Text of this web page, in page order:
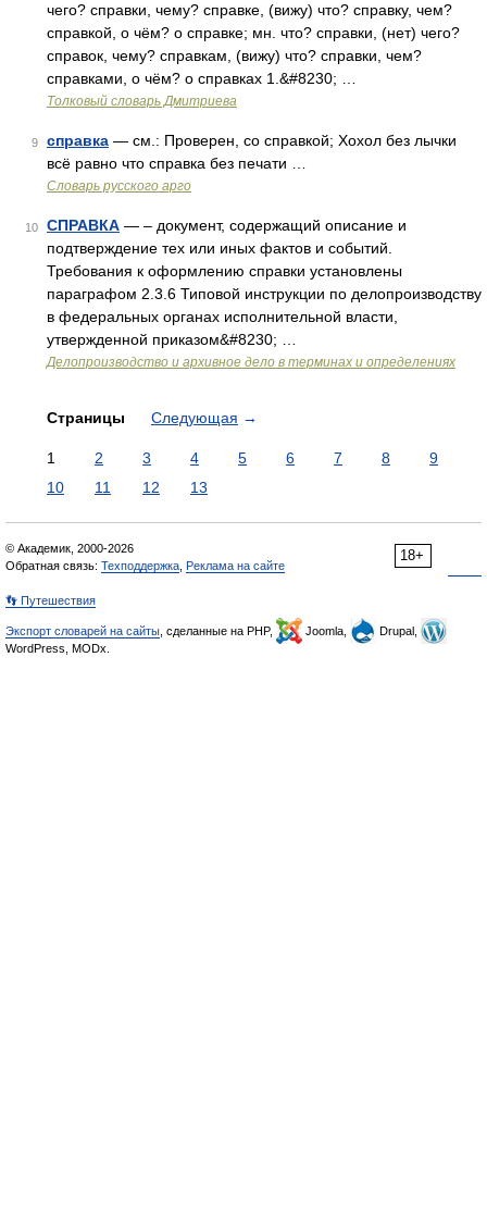
чего? справки, чему? справке, (вижу) что? справку, чем?
справкой, о чём? о справке; мн. что? справки, (нет) чего?
справок, чему? справкам, (вижу) что? справки, чем?
справками, о чём? о справках 1.&#8230; …
Толковый словарь Дмитриева
9 справка — см.: Проверен, со справкой; Хохол без лычки
всё равно что справка без печати …
Словарь русского арго
10 СПРАВКА — – документ, содержащий описание и
подтверждение тех или иных фактов и событий.
Требования к оформлению справки установлены
параграфом 2.3.6 Типовой инструкции по делопроизводству
в федеральных органах исполнительной власти,
утвержденной приказом&#8230; …
Делопроизводство и архивное дело в терминах и определениях
Страницы Следующая →
1 2 3 4 5 6 7 8
9
10
11 12 13
18+
© Академик, 2000-2026
Обратная связь: Техподдержка Реклама на сайте
👣 Путешествия
Экспорт словарей на сайты , сделанные на PHP, Joomla,
Drupal,
WordPress, MODx.